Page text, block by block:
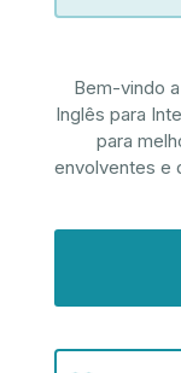
Bem-vindo
Inglês para
para
envolventes e